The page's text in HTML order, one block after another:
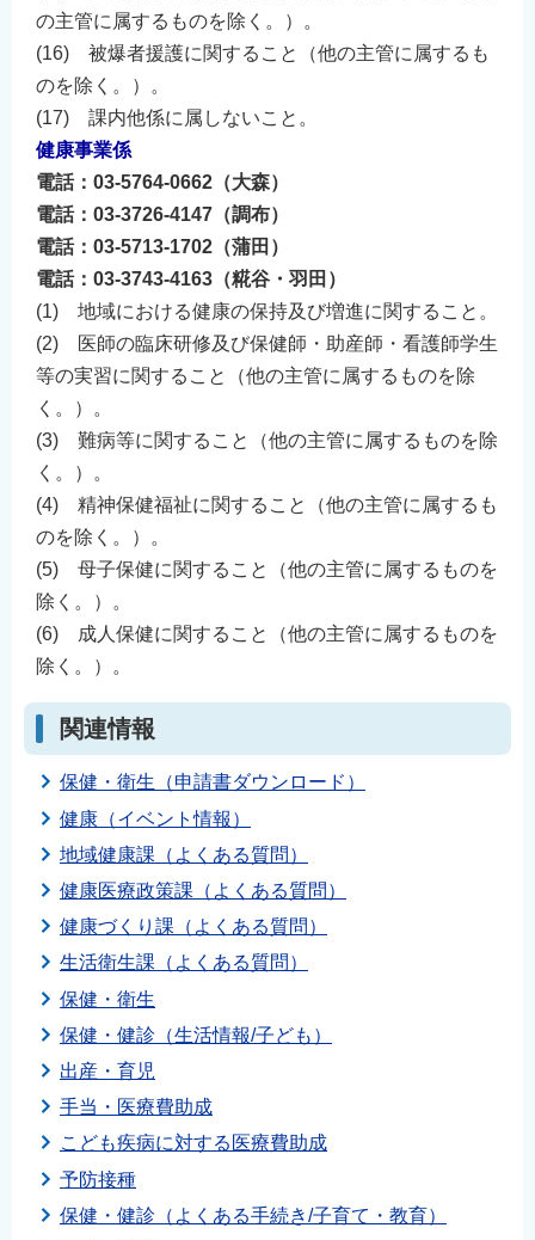
の主管に属するものを除く。）。
(16) 被爆者援護に関すること（他の主管に属するも
のを除く。）。
(17) 課内他係に属しないこと。
健康事業係
電話：03-5764-0662（大森）
電話：03-3726-4147（調布）
電話：03-5713-1702（蒲田）
電話：03-3743-4163（糀谷・羽田）
(1) 地域における健康の保持及び増進に関すること。
(2) 医師の臨床研修及び保健師・助産師・看護師学生
等の実習に関すること（他の主管に属するものを除
く。）。
(3) 難病等に関すること（他の主管に属するものを除
く。）。
(4) 精神保健福祉に関すること（他の主管に属するも
のを除く。）。
(5) 母子保健に関すること（他の主管に属するものを
除く。）。
(6) 成人保健に関すること（他の主管に属するものを
除く。）。
関連情報
保健・衛生（申請書ダウンロード）
健康（イベント情報）
地域健康課（よくある質問）
健康医療政策課（よくある質問）
健康づくり課（よくある質問）
生活衛生課（よくある質問）
保健・衛生
保健・健診（生活情報/子ども）
出産・育児
手当・医療費助成
こども疾病に対する医療費助成
予防接種
保健・健診（よくある手続き/子育て・教育）